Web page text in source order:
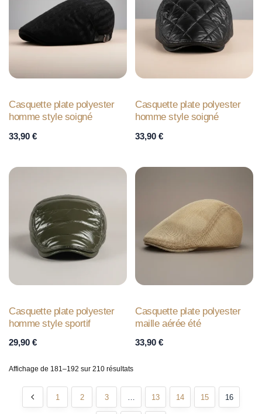
Casquette plate polyester
homme style soigné
33,90 €
Casquette plate polyester
homme style soigné
33,90 €
Casquette plate polyester
homme style sportif
29,90 €
Casquette plate polyester
maille aérée été
33,90 €
Affichage de 181–192 sur 210 résultats
1 2 3 … 13 14 15 16